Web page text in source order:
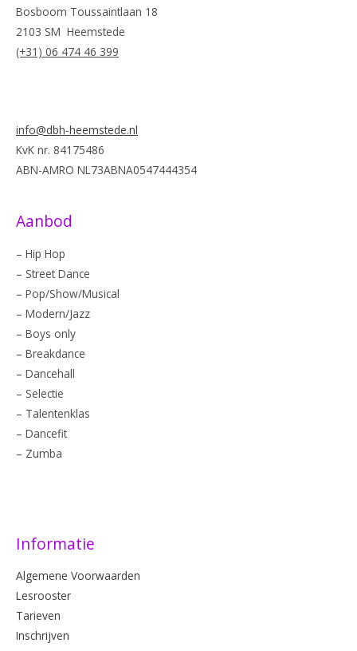
Bosboom Toussaintlaan 18
2103 SM Heemstede
(+31) 06 474 46 399
info@dbh-heemstede.nl
KvK nr. 84175486
ABN-AMRO NL73ABNA0547444354
Aanbod
– Hip Hop
– Street Dance
– Pop/Show/Musical
– Modern/Jazz
– Boys only
– Breakdance
– Dancehall
– Selectie
– Talentenklas
– Dancefit
– Zumba
Informatie
Algemene Voorwaarden
Lesrooster
Tarieven
Inschrijven